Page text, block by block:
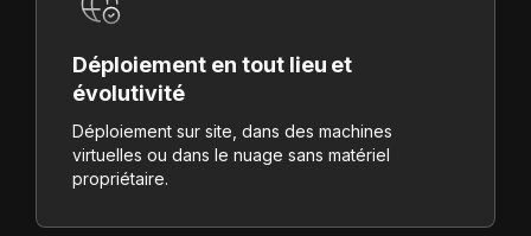
Déploiement en tout lieu et
évolutivité
Déploiement sur site, dans des machines
virtuelles ou dans le nuage sans matériel
propriétaire.